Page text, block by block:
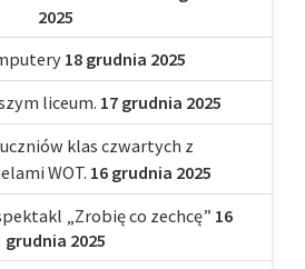
2025
18 grudnia 2025
liceum. 17 grudnia 2025
klas czwartych z
WOT. 16 grudnia 2025
„Zrobię co zechcę” 16
grudnia 2025